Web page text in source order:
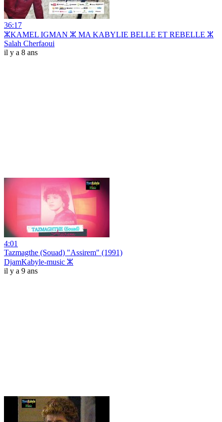
36:17
ⵣKAMEL IGMAN ⵣ MA KABYLIE BELLE ET REBELLE ⵣ
Salah Cherfaoui
il y a 8 ans
4:01
Tazmagthe (Souad) "Assirem" (1991)
DjamKabyle-music ⵣ
il y a 9 ans